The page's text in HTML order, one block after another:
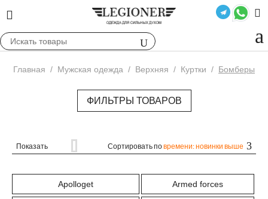
Главная / Мужская одежда / Верхняя / Куртки / Бомберы
ФИЛЬТРЫ ТОВАРОВ
Показать Сортировать повремени: новинки выше
Apolloget Armed forces